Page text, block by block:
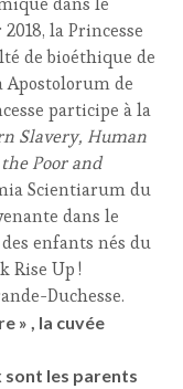
la Princesse
de bioéthique de
Apostolorum de
participe à la
Slavery, Human
Poor and
Scientiarum du
dans le
enfants nés du
Rise Up !
Duchesse.
» , la cuvée
sont les parents